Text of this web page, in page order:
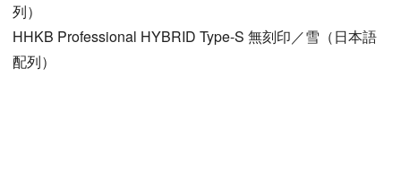
列）
HHKB Professional HYBRID Type-S 無刻印／雪（日本語
配列）